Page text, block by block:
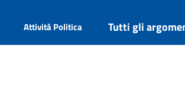
Attività Politica Tutti gli